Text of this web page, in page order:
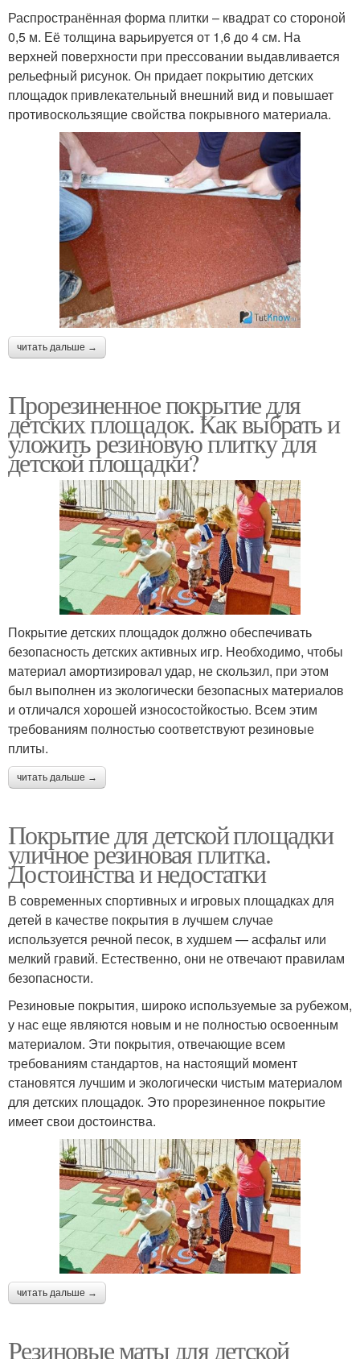
Распространённая форма плитки – квадрат со стороной
0,5 м. Её толщина варьируется от 1,6 до 4 см. На
верхней поверхности при прессовании выдавливается
рельефный рисунок. Он придает покрытию детских
площадок привлекательный внешний вид и повышает
противоскользящие свойства покрывного материала.
читать дальше →
Прорезиненное покрытие для
детских площадок. Как выбрать и
уложить резиновую плитку для
детской площадки?
Покрытие детских площадок должно обеспечивать
безопасность детских активных игр. Необходимо, чтобы
материал амортизировал удар, не скользил, при этом
был выполнен из экологически безопасных материалов
и отличался хорошей износостойкостью. Всем этим
требованиям полностью соответствуют резиновые
плиты.
читать дальше →
Покрытие для детской площадки
уличное резиновая плитка.
Достоинства и недостатки
В современных спортивных и игровых площадках для
детей в качестве покрытия в лучшем случае
используется речной песок, в худшем — асфальт или
мелкий гравий. Естественно, они не отвечают правилам
безопасности.
Резиновые покрытия, широко используемые за рубежом,
у нас еще являются новым и не полностью освоенным
материалом. Эти покрытия, отвечающие всем
требованиям стандартов, на настоящий момент
становятся лучшим и экологически чистым материалом
для детских площадок. Это прорезиненное покрытие
имеет свои достоинства.
читать дальше →
Резиновые маты для детской